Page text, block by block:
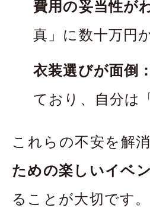
費用の妥当性が
真」に数十万円
衣装選びが面倒：
ており、自分は
これらの不安を解
ための楽しいイベ
ることが大切です